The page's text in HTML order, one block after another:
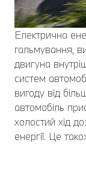
Електрична
гальмування,
двигуна
систем
вигоду від
автомобіль
холостий хід
енергії. Це